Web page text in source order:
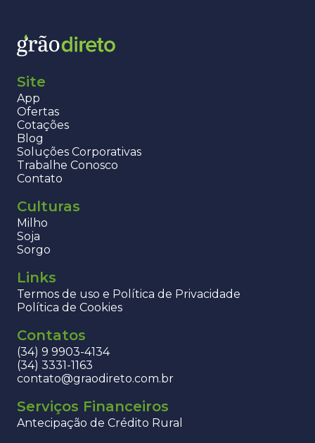
Site
App
Ofertas
Cotações
Blog
Soluções Corporativas
Trabalhe Conosco
Contato
Culturas
Milho
Soja
Sorgo
Links
Termos de uso e Política de Privacidade
Política de Cookies
Contatos
(34) 9 9903-4134
(34) 3331-1163
contato@graodireto.com.br
Serviços Financeiros
Antecipação de Crédito Rural